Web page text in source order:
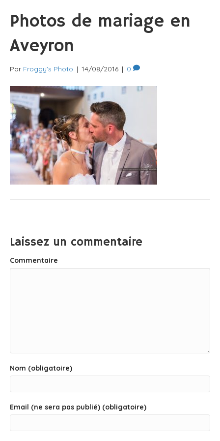
Photos de mariage en
Aveyron
Par Froggy's Photo | 14/08/2016 | 0
Laissez un commentaire
Commentaire
Nom (obligatoire)
Email (ne sera pas publié) (obligatoire)